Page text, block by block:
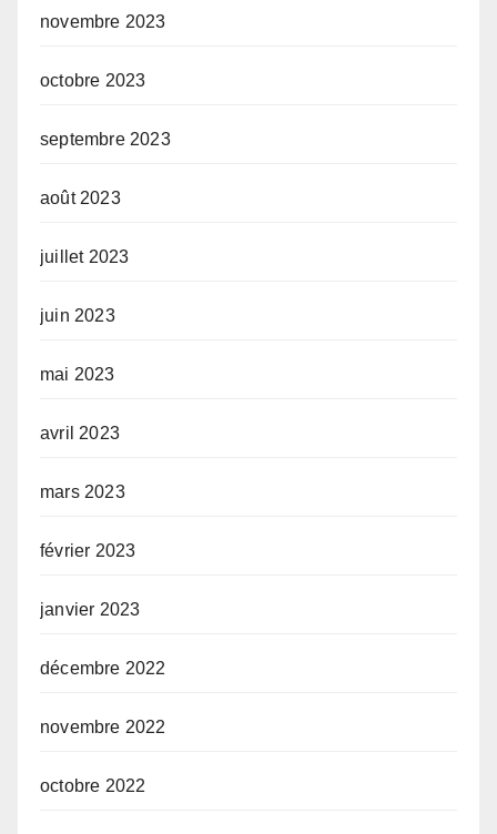
novembre 2023
octobre 2023
septembre 2023
août 2023
juillet 2023
juin 2023
mai 2023
avril 2023
mars 2023
février 2023
janvier 2023
décembre 2022
novembre 2022
octobre 2022